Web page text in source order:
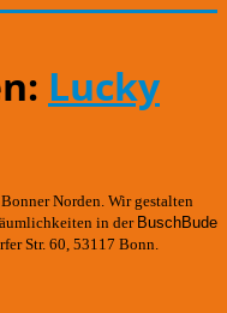
Lucky
Norden. Wir gestalten
in der BuschBude
Str. 60, 53117 Bonn.